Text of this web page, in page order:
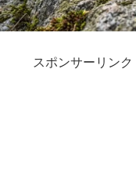
スポンサーリンク